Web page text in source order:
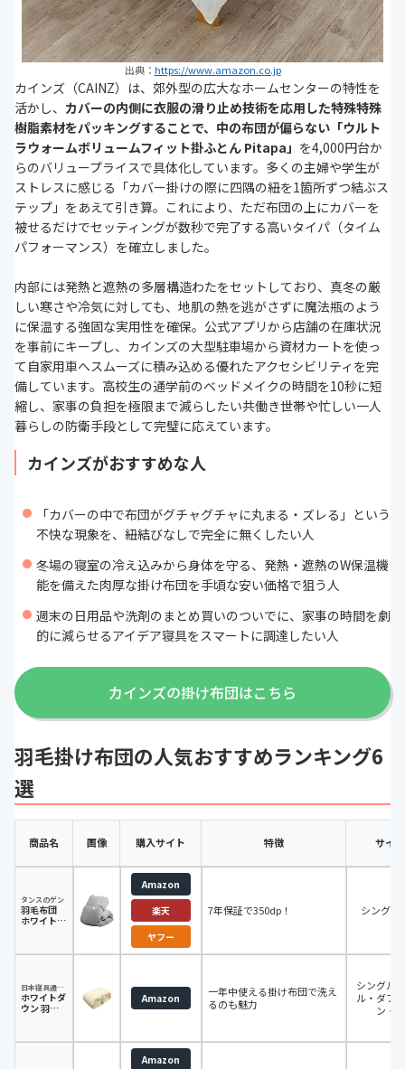
出典： https://www.amazon.co.jp
カインズ（CAINZ）は、郊外型の広大なホームセンターの特性を
活かし、 カバーの内側に衣服の滑り止め技術を応用した特殊特殊
樹脂素材をパッキングすることで、中の布団が偏らない「ウルト
ラウォームボリュームフィット掛ふとん Pitapa」 を4,000円台か
らのバリュープライスで具体化しています。多くの主婦や学生が
ストレスに感じる「カバー掛けの際に四隅の紐を1箇所ずつ結ぶス
テップ」をあえて引き算。これにより、ただ布団の上にカバーを
被せるだけでセッティングが数秒で完了する高いタイパ（タイム
パフォーマンス）を確立しました。
内部には発熱と遮熱の多層構造わたをセットしており、真冬の厳
しい寒さや冷気に対しても、地肌の熱を逃がさずに魔法瓶のよう
に保温する強固な実用性を確保。公式アプリから店舗の在庫状況
を事前にキープし、カインズの大型駐車場から資材カートを使っ
て自家用車へスムーズに積み込める優れたアクセシビリティを完
備しています。高校生の通学前のベッドメイクの時間を10秒に短
縮し、家事の負担を極限まで減らしたい共働き世帯や忙しい一人
暮らしの防衛手段として完璧に応えています。
カインズがおすすめな人
「カバーの中で布団がグチャグチャに丸まる・ズレる」という
不快な現象を、紐結びなしで完全に無くしたい人
冬場の寝室の冷え込みから身体を守る、発熱・遮熱のW保温機
能を備えた肉厚な掛け布団を手頃な安い価格で狙う人
週末の日用品や洗剤のまとめ買いのついでに、家事の時間を劇
的に減らせるアイデア寝具をスマートに調達したい人
カインズの掛け布団はこちら
羽毛掛け布団の人気おすすめランキング6
選
商品名 画像 購入サイト 特徴 サイ
タンスのゲン
羽毛布団
ホワイトダ
Amazon
楽天
ヤフー
7年保証で350dp！ シングル
日本寝具通信販売株式会社
ホワイトダ
ウン 羽毛
Amazon
一年中使える掛け布団で洗え
るのも魅力
シングル
ル・ダブ
ン・
Amazon